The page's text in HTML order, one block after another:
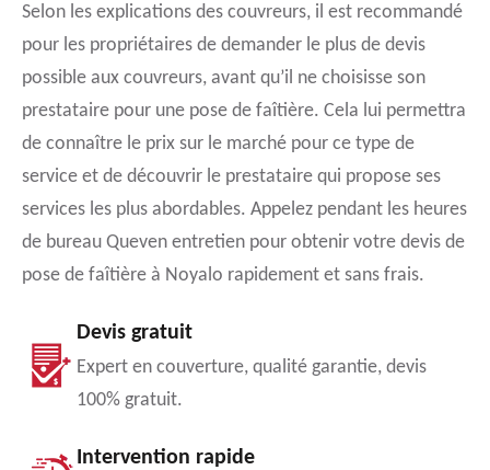
Selon les explications des couvreurs, il est recommandé
pour les propriétaires de demander le plus de devis
possible aux couvreurs, avant qu’il ne choisisse son
prestataire pour une pose de faîtière. Cela lui permettra
de connaître le prix sur le marché pour ce type de
service et de découvrir le prestataire qui propose ses
services les plus abordables. Appelez pendant les heures
de bureau Queven entretien pour obtenir votre devis de
pose de faîtière à Noyalo rapidement et sans frais.
Devis gratuit
Expert en couverture, qualité garantie, devis
100% gratuit.
Intervention rapide